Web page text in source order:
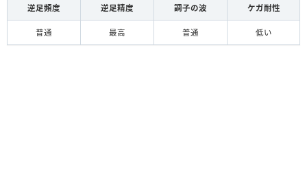
逆足頻度 逆足精度 調子の波 ケガ耐性
普通 最高 普通 低い